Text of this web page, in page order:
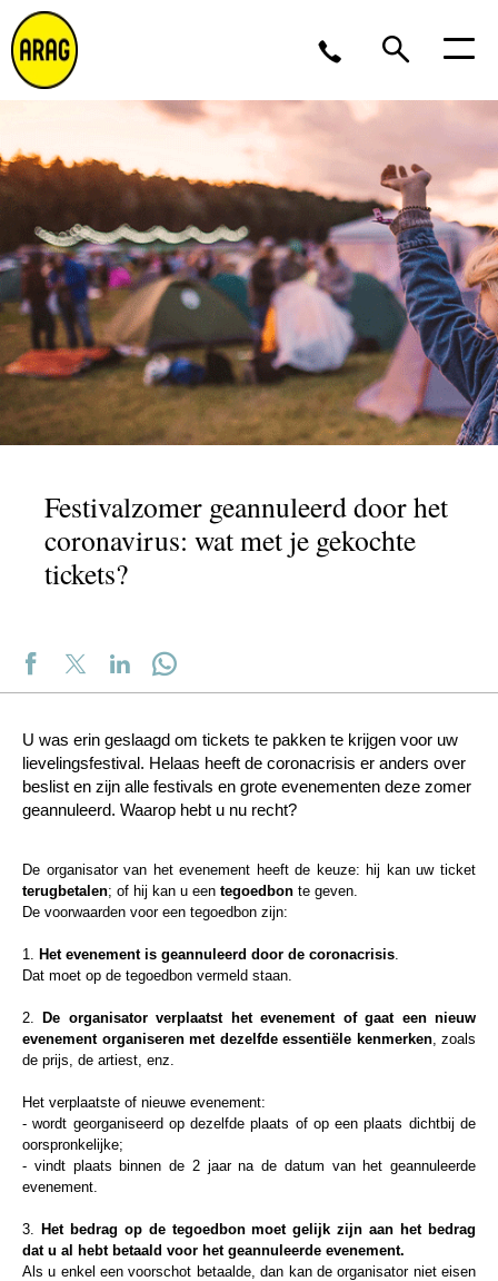
Ma/Do 9 – 17, Vr 9 – 16
02 643 12 11
Festivalzomer geannuleerd door het
coronavirus: wat met je gekochte
tickets?
U was erin geslaagd om tickets te pakken te krijgen voor uw
lievelingsfestival. Helaas heeft de coronacrisis er anders over
beslist en zijn alle festivals en grote evenementen deze zomer
geannuleerd. Waarop hebt u nu recht?
De organisator van het evenement heeft de keuze: hij kan uw ticket
terugbetalen; of hij kan u een tegoedbon te geven.
De voorwaarden voor een tegoedbon zijn:
1. Het evenement is geannuleerd door de coronacrisis.
Dat moet op de tegoedbon vermeld staan.
2.
De organisator verplaatst het evenement of gaat een nieuw
evenement organiseren met dezelfde essentiële kenmerken, zoals
de prijs, de artiest, enz.
Het verplaatste of nieuwe evenement:
- wordt georganiseerd op dezelfde plaats of op een plaats dichtbij de
oorspronkelijke;
- vindt plaats binnen de 2 jaar na de datum van het geannuleerde
evenement.
3. Het bedrag op de tegoedbon moet gelijk zijn aan het bedrag
dat u al hebt betaald voor het geannuleerde evenement.
Als u enkel een voorschot betaalde, dan kan de organisator niet eisen